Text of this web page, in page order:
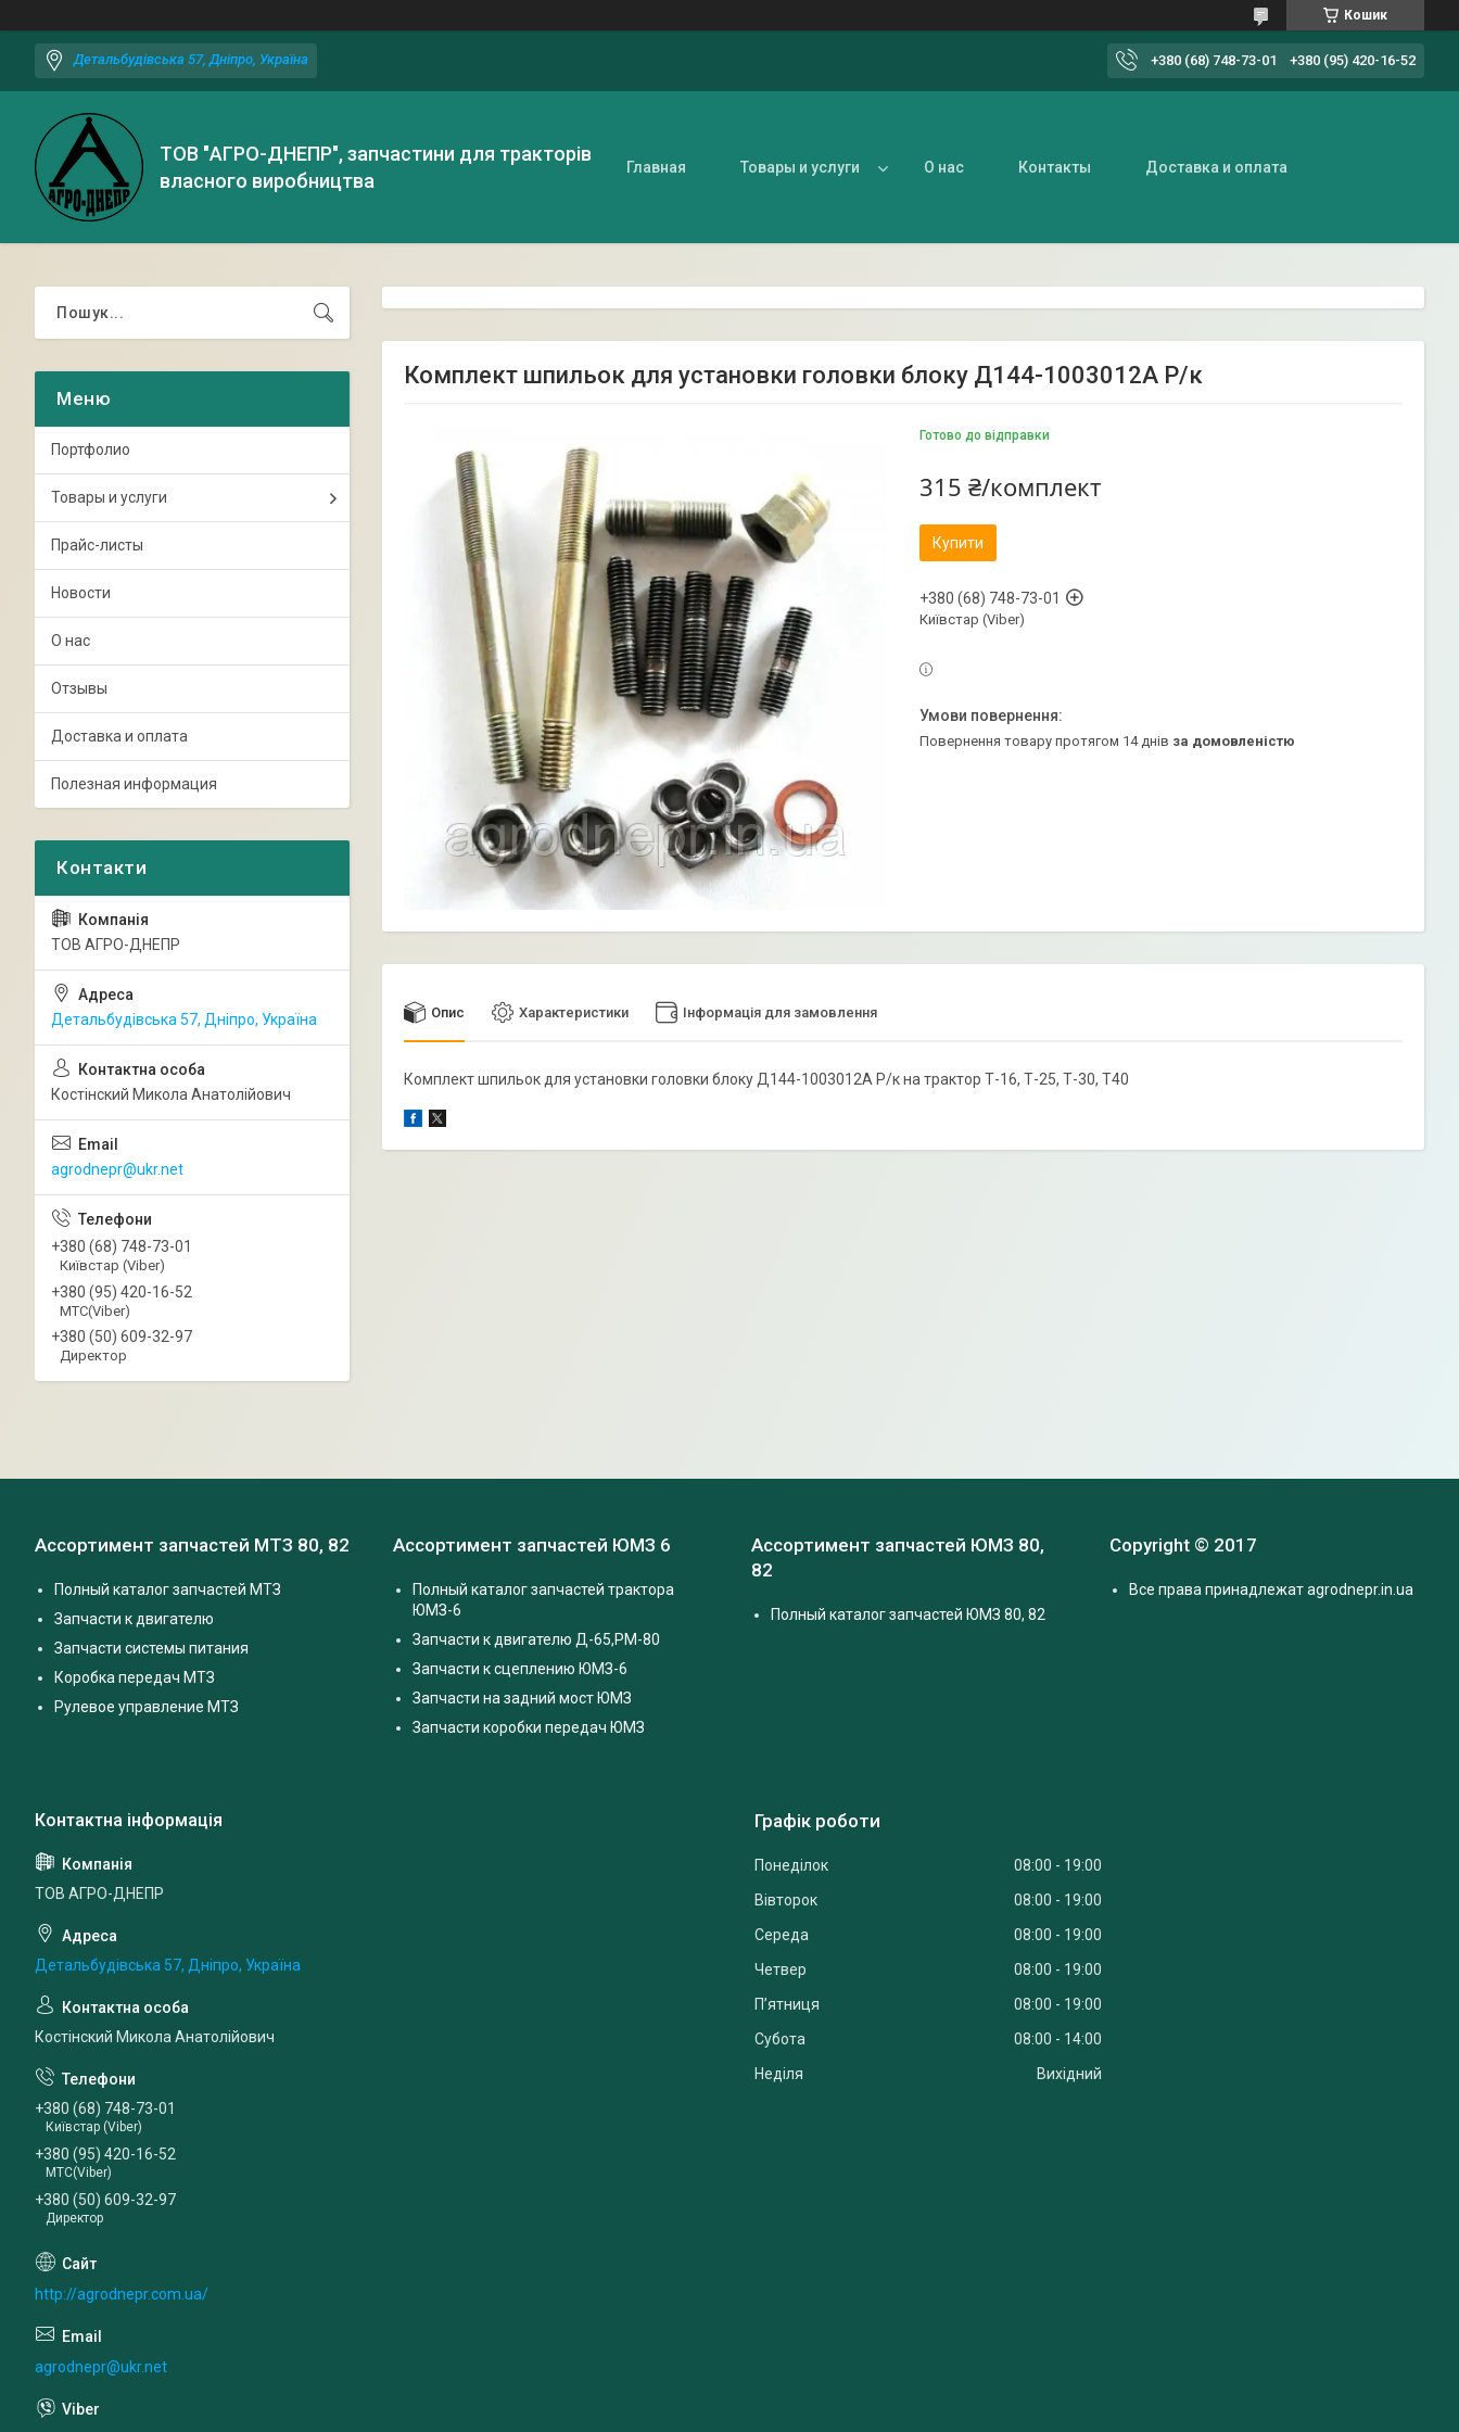
Кошик
Детальбудівська 57, Дніпро, Україна +380 (68) 748-73-01 +380 (95) 420-16-52
ТОВ "АГРО-ДНЕПР", запчастини для тракторів
власного виробництва
Главная Товары и услуги О нас Контакты Доставка и оплата
Комплект шпильок для установки головки блоку Д144-1003012А Р/к
Готово до відправки
315 ₴/комплект
Купити
+380 (68) 748-73-01
Київстар (Viber)
повернення товару протягом 14 днів за домовленістю
Опис Характеристики Інформація для замовлення
Комплект шпильок для установки головки блоку Д144-1003012А Р/к на трактор Т-16, Т-25, Т-30, Т40
Портфолио
Товары и услуги
Прайс-листы
Новости
О нас
Отзывы
Доставка и оплата
Полезная информация
ТОВ АГРО-ДНЕПР
Детальбудівська 57, Дніпро, Україна
Костінский Микола Анатолійович
agrodnepr@ukr.net
+380 (68) 748-73-01
Київстар (Viber)
+380 (95) 420-16-52
МТС(Viber)
+380 (50) 609-32-97
Директор
Ассортимент запчастей МТЗ 80, 82
Полный каталог запчастей МТЗ
Запчасти к двигателю
Запчасти системы питания
Коробка передач МТЗ
Рулевое управление МТЗ
Ассортимент запчастей ЮМЗ 6
Полный каталог запчастей трактора
ЮМЗ-6
Запчасти к двигателю Д-65,РМ-80
Запчасти к сцеплению ЮМЗ-6
Запчасти на задний мост ЮМЗ
Запчасти коробки передач ЮМЗ
Ассортимент запчастей ЮМЗ 80,
82
Полный каталог запчастей ЮМЗ 80, 82
Copyright © 2017
Все права принадлежат agrodnepr.in.ua
ТОВ АГРО-ДНЕПР
Детальбудівська 57, Дніпро, Україна
Костінский Микола Анатолійович
+380 (68) 748-73-01
Київстар (Viber)
+380 (95) 420-16-52
МТС(Viber)
+380 (50) 609-32-97
Директор
http://agrodnepr.com.ua/
agrodnepr@ukr.net
Графік роботи
Понеділок 08:00
19:00
Вівторок
08:00
19:00
Середа
08:00
19:00
Четвер
08:00
19:00
Пʼятниця
08:00
19:00
Субота
08:00
14:00
Неділя
Вихідний